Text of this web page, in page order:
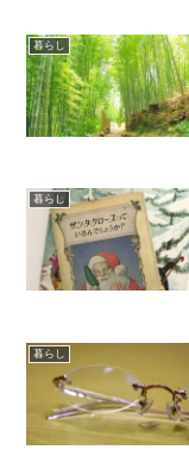
暮らし
暮らし
暮らし